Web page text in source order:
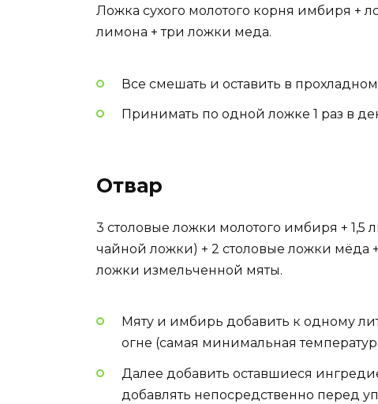
Ложка сухого молотого корня имбиря +
лимона + три ложки меда.
Все смешать и оставить в прохладном
Принимать по одной ложке 1 раз в
Отвар
3 столовые ложки молотого имбиря +
чайной ложки) + 2 столовые ложки мёда
ложки измельченной мяты.
Мяту и имбирь добавить к одному
огне (самая минимальная
Далее добавить оставшиеся
добавлять непосредственно перед